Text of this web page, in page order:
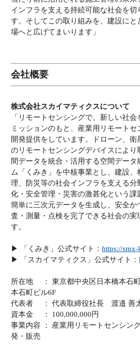
インフラを支える持続可能な社会を切
す。そしてこの取り組みを、建設にと
場へと広げてまいります」
会社概要
株式会社スカイマティクスについて
「リモートセンシングで、新しい社会
ミッションのもと、産業用リモート
開発提供をしています。ドローン、
のリモートセンシングデバイスにより
間データを統合・活用する空間データ
ム「くみき」を中核事業とし、建設、
理、防災等の社会インフラを支える分
化・安全管理・災害の激甚化という課
簡単に三次元データを生成し、安全か
査・測量・点検を完了できる社会の実
す。
▶︎ 「くみき」公式サイト：https://
▶︎ 「スカイマティクス」公式サイト：
所在地 ： 東京都中央区日本橋本石
本石町ビル6F
代表者 ： 代表取締役社長 渡邉 善
資本金 ： 100,000,000円
事業内容 ： 産業用リモートセンシン
発・販売